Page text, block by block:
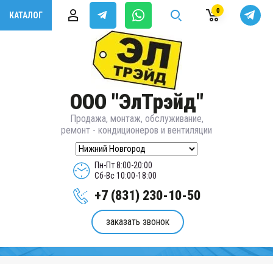
КАТАЛОГ 0
ООО "ЭлТрэйд"
Продажа, монтаж, обслуживание,
ремонт - кондиционеров и вентиляции
Пн-Пт 8:00-20:00
Сб-Вс 10:00-18:00
+7 (831) 230-10-50
заказать звонок